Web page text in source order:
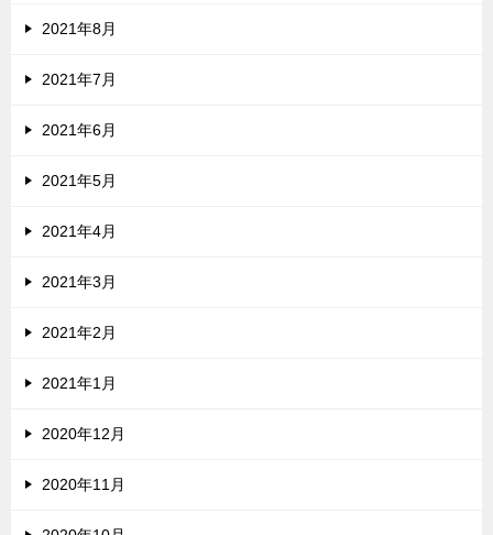
2021年8月
2021年7月
2021年6月
2021年5月
2021年4月
2021年3月
2021年2月
2021年1月
2020年12月
2020年11月